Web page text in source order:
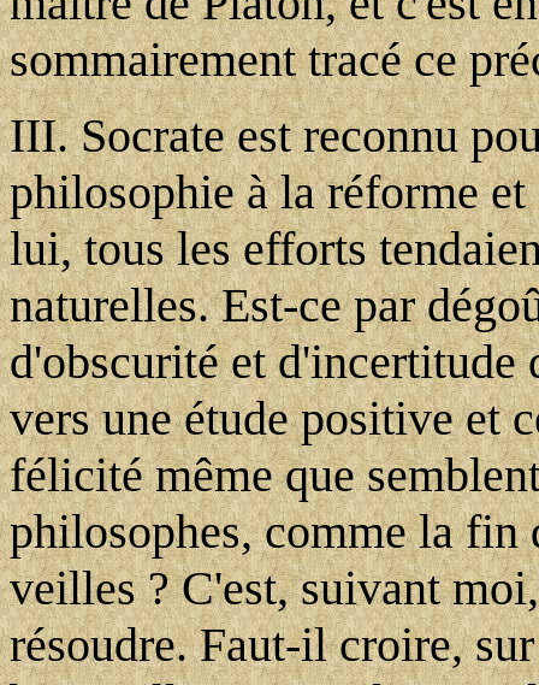
sommairement tracé ce
III. Socrate est reconnu
philosophie à la réforme
lui, tous les efforts
naturelles. Est-ce par
d'obscurité et d'incertitude
vers une étude positive et
félicité même que
philosophes, comme la fin
veilles ? C'est, suivant
résoudre. Faut-il croire,